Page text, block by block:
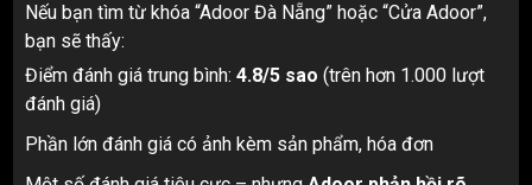
Nếu bạn tìm từ khóa “Adoor Đà Nẵng” hoặc “Cửa Adoor”,
bạn sẽ thấy:
Điểm đánh giá trung bình: 4.8/5 sao (trên hơn 1.000 lượt
đánh giá)
Phần lớn đánh giá có ảnh kèm sản phẩm, hóa đơn